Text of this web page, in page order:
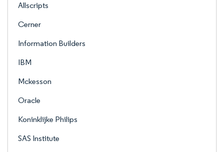
Allscripts
Cerner
Information Builders
IBM
Mckesson
Oracle
Koninklijke Philips
SAS Institute